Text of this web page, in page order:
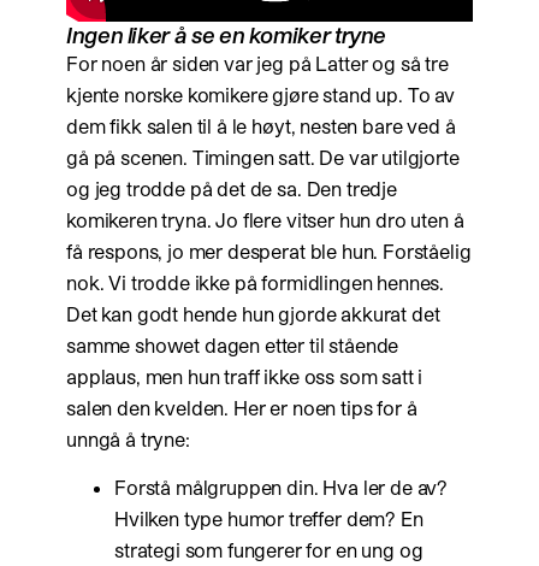
Ingen liker å se en komiker tryne
For noen år siden var jeg på Latter og så tre
kjente norske komikere gjøre stand up. To av
dem fikk salen til å le høyt, nesten bare ved å
gå på scenen. Timingen satt. De var utilgjorte
og jeg trodde på det de sa. Den tredje
komikeren tryna. Jo flere vitser hun dro uten å
få respons, jo mer desperat ble hun. Forståelig
nok. Vi trodde ikke på formidlingen hennes.
Det kan godt hende hun gjorde akkurat det
samme showet dagen etter til stående
applaus, men hun traff ikke oss som satt i
salen den kvelden. Her er noen tips for å
unngå å tryne:
Forstå målgruppen din. Hva ler de av?
Hvilken type humor treffer dem? En
strategi som fungerer for en ung og